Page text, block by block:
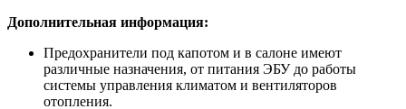
Дополнительная информация:
Предохранители под капотом и в салоне имеют
различные назначения, от питания ЭБУ до работы
системы управления климатом и вентиляторов
отопления.